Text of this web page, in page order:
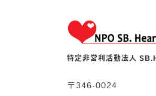
特定非営利活動法人
〒346-0024